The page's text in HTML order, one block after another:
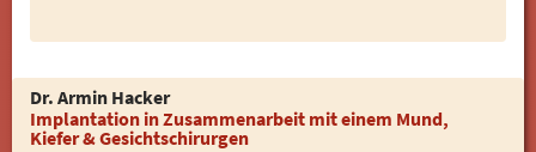
Dr. Armin Hacker
Implantation in Zusammenarbeit mit einem Mund,
Kiefer & Gesichtschirurgen